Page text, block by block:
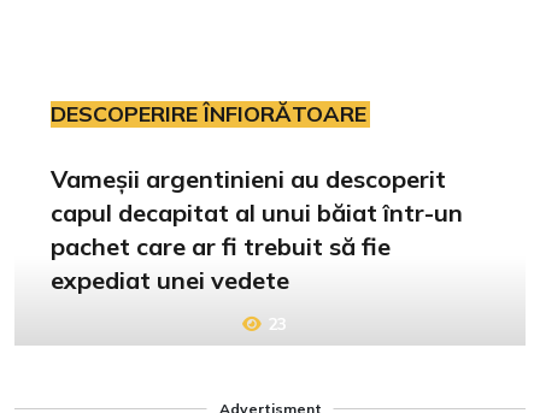
DESCOPERIRE ÎNFIORĂTOARE
Vameșii argentinieni au descoperit
capul decapitat al unui băiat într-un
pachet care ar fi trebuit să fie
expediat unei vedete
23
Advertisment